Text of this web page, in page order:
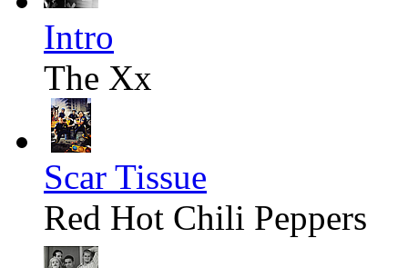
Intro
The Xx
Scar Tissue
Red Hot Chili Peppers